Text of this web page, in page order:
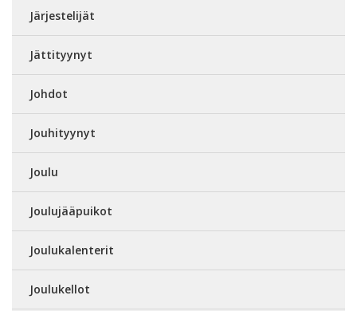
Järjestelijät
Jättityynyt
Johdot
Jouhityynyt
Joulu
Joulujääpuikot
Joulukalenterit
Joulukellot